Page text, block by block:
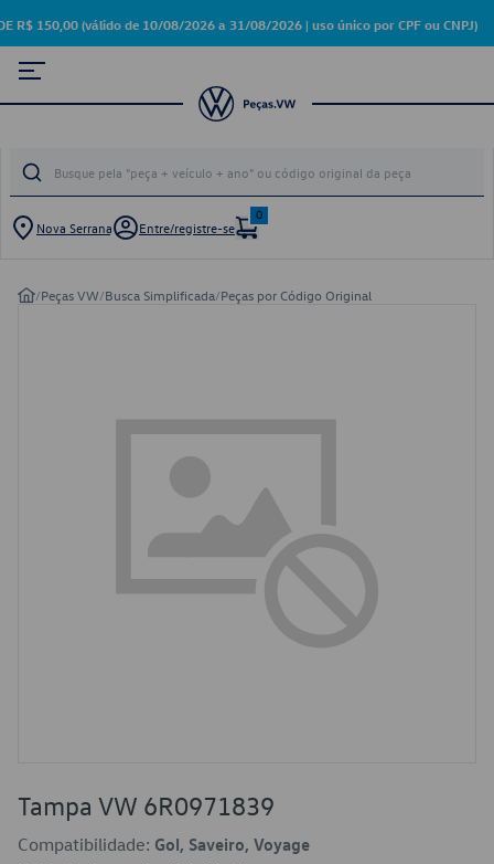
R$ 150,00 (válido de 10/08/2026 a 31/08/2026 | uso único por CPF ou CNPJ)
Nova Serrana Entre/registre-se
0
/Peças VW/Busca Simplificada/Peças por Código Original
Tampa VW 6R0971839
Compatibilidade: Gol, Saveiro, Voyage